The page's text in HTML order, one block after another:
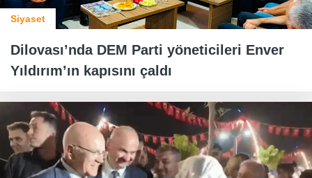
Siyaset
Dilovası’nda DEM Parti yöneticileri Enver
Yıldırım’ın kapısını çaldı